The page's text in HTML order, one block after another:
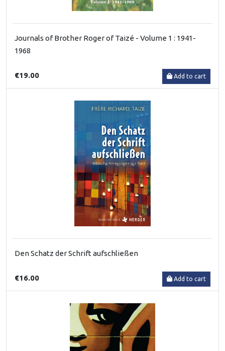
Journals of Brother Roger of Taizé - Volume 1 : 1941-
1968
€19.00 Add to cart
Den Schatz der Schrift aufschließen
€16.00 Add to cart